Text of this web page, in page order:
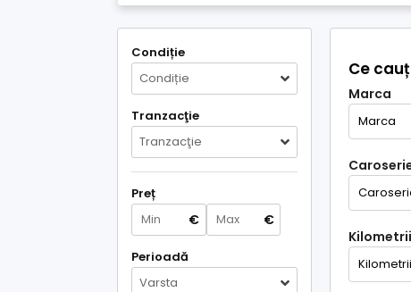
Condiție
Condiție
Tranzacţie
Tranzacţie
Preț
€ €
Perioadă
Varsta
Ce
Marca
Kilometrii